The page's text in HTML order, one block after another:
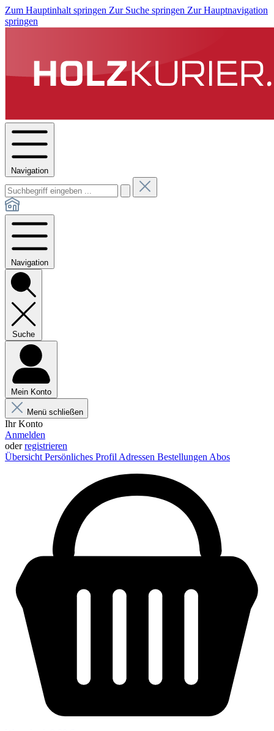
Zum Hauptinhalt springen Zur Suche springen Zur Hauptnavigation
springen
Navigation
Navigation
Suche
Mein Konto
Menü schließen
Ihr Konto
Anmelden
oderregistrieren
Übersicht Persönliches Profil Adressen Bestellungen Abos